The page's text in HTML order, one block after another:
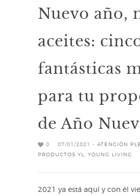
Nuevo año,
aceites:
fantásticas
para tu
de Año
0 07/01/2021 - ATENCIÓN
PRODUCTOS YL
YOUNG LIVING
2021 ya está aquí y con él